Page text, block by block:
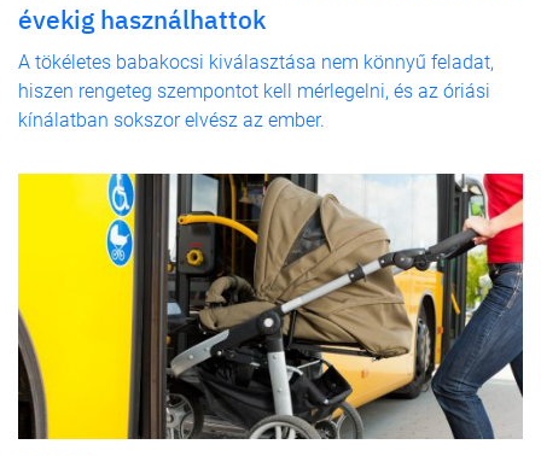
évekig használhattok
A tökéletes babakocsi kiválasztása nem könnyű feladat,
hiszen rengeteg szempontot kell mérlegelni, és az óriási
kínálatban sokszor elvész az ember.